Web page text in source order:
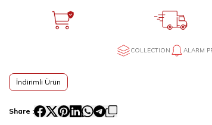
COLLECTION ALARM
İndirimli Ürün
Share :